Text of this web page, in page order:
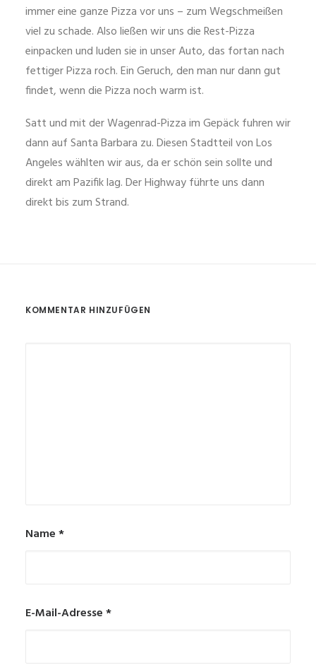
immer eine ganze Pizza vor uns – zum Wegschmeißen
viel zu schade. Also ließen wir uns die Rest-Pizza
einpacken und luden sie in unser Auto, das fortan nach
fettiger Pizza roch. Ein Geruch, den man nur dann gut
findet, wenn die Pizza noch warm ist.
Satt und mit der Wagenrad-Pizza im Gepäck fuhren wir
dann auf Santa Barbara zu. Diesen Stadtteil von Los
Angeles wählten wir aus, da er schön sein sollte und
direkt am Pazifik lag. Der Highway führte uns dann
direkt bis zum Strand.
KOMMENTAR HINZUFÜGEN
Name*
E-Mail-Adresse*